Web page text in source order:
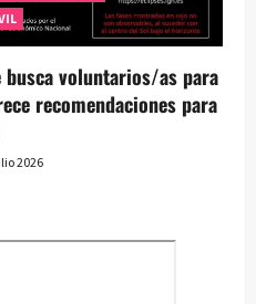
busca voluntarios/as para
recomendaciones para
2026